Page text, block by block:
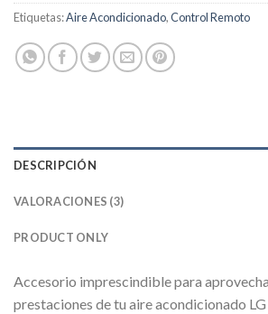
Etiquetas:Aire Acondicionado,Control Remoto
DESCRIPCIÓN
VALORACIONES (3)
PRODUCT ONLY
Accesorio imprescindible para
prestaciones de tu aire acondicionado